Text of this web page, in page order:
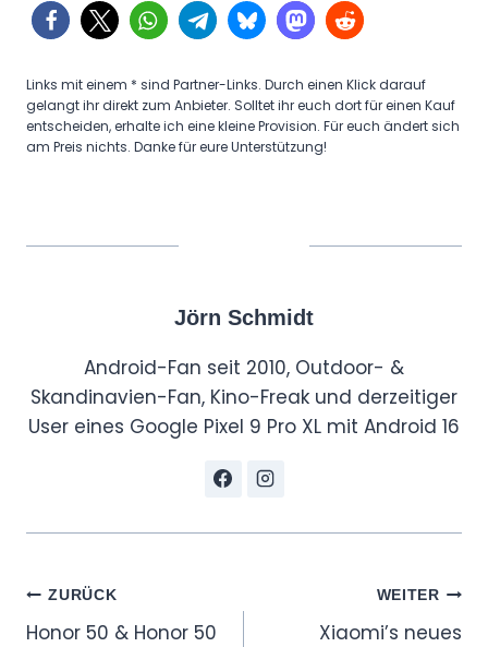
Links mit einem * sind Partner-Links. Durch einen Klick darauf
gelangt ihr direkt zum Anbieter. Solltet ihr euch dort für einen Kauf
entscheiden, erhalte ich eine kleine Provision. Für euch ändert sich
am Preis nichts. Danke für eure Unterstützung!
Jörn Schmidt
Android-Fan seit 2010, Outdoor- &
Skandinavien-Fan, Kino-Freak und derzeitiger
User eines Google Pixel 9 Pro XL mit Android 16
Beitragsnavigation
ZURÜCK
Honor 50 & Honor 50
WEITER
Xiaomi’s neues